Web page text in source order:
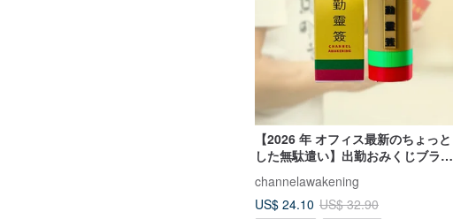
【2026 年 オフィス最新のちょっと
した無駄遣い】出勤おみくじブライ
ンドボックス 香港おもしろ語句 カス
タマイズ可能
channelawakening
US$ 24.10 US$ 32.90